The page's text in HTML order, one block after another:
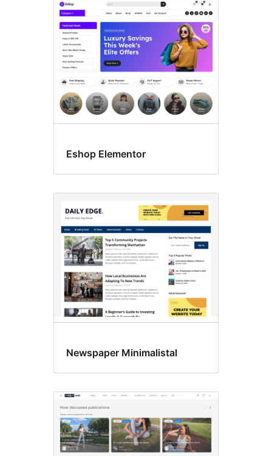
Eshop Elementor
Newspaper Minimalistal